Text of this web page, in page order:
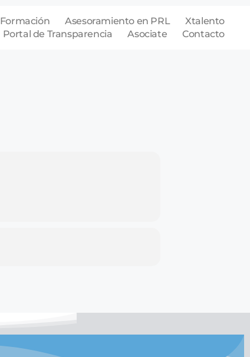
Formación Asesoramiento en PRL
Xtalento
Portal de Transparencia
Asociate Contacto